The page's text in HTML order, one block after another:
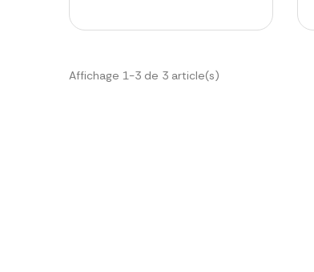
Affichage 1-3 de 3 article(s)